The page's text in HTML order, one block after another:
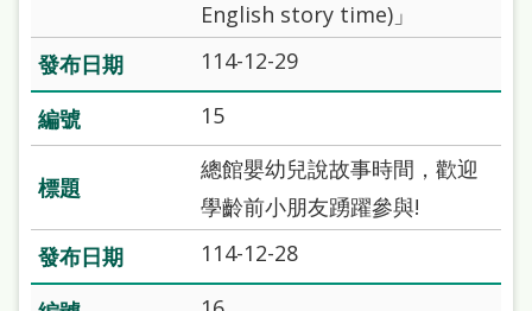
們
English story time)」
114-12-29
15
總館嬰幼兒說故事時間，歡迎
學齡前小朋友踴躍參與!
114-12-28